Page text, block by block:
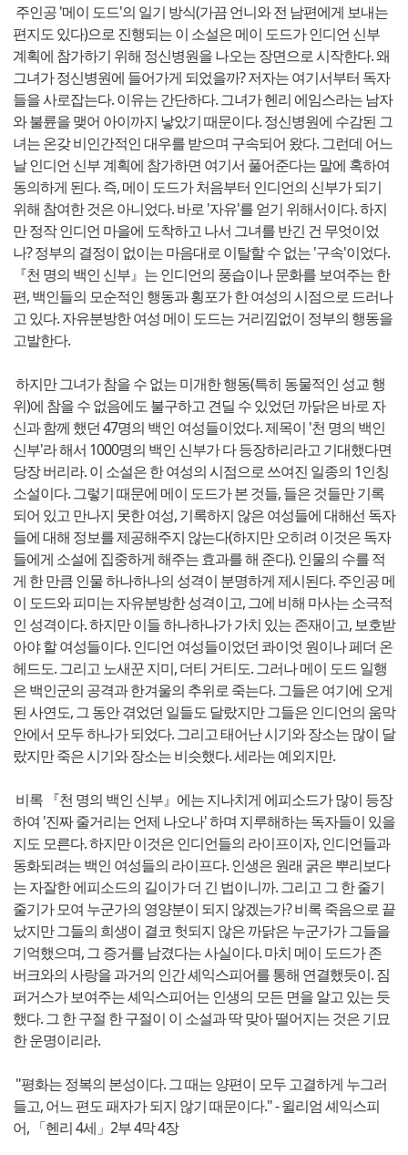
주인공 '메이 도드'의 일기 방식(가끔 언니와 전 남편에게 보내는
편지도 있다)으로 진행되는 이 소설은 메이 도드가 인디언 신부
계획에 참가하기 위해 정신병원을 나오는 장면으로 시작한다. 왜
그녀가 정신병원에 들어가게 되었을까? 저자는 여기서부터 독자
들을 사로잡는다. 이유는 간단하다. 그녀가 헨리 에임스라는 남자
와 불륜을 맺어 아이까지 낳았기 때문이다. 정신병원에 수감된 그
녀는 온갖 비인간적인 대우를 받으며 구속되어 왔다. 그런데 어느
날 인디언 신부 계획에 참가하면 여기서 풀어준다는 말에 혹하여
동의하게 된다. 즉, 메이 도드가 처음부터 인디언의 신부가 되기
위해 참여한 것은 아니었다. 바로 '자유'를 얻기 위해서이다. 하지
만 정작 인디언 마을에 도착하고 나서 그녀를 반긴 건 무엇이었
나? 정부의 결정이 없이는 마음대로 이탈할 수 없는 '구속'이었다.
『천 명의 백인 신부』는 인디언의 풍습이나 문화를 보여주는 한
편, 백인들의 모순적인 행동과 횡포가 한 여성의 시점으로 드러나
고 있다. 자유분방한 여성 메이 도드는 거리낌없이 정부의 행동을
고발한다.
하지만 그녀가 참을 수 없는 미개한 행동(특히 동물적인 성교 행
위)에 참을 수 없음에도 불구하고 견딜 수 있었던 까닭은 바로 자
신과 함께 했던 47명의 백인 여성들이었다. 제목이 '천 명의 백인
신부'라 해서 1000명의 백인 신부가 다 등장하리라고 기대했다면
당장 버리라. 이 소설은 한 여성의 시점으로 쓰여진 일종의 1인칭
소설이다. 그렇기 때문에 메이 도드가 본 것들, 들은 것들만 기록
되어 있고 만나지 못한 여성, 기록하지 않은 여성들에 대해선 독자
들에 대해 정보를 제공해주지 않는다(하지만 오히려 이것은 독자
들에게 소설에 집중하게 해주는 효과를 해 준다). 인물의 수를 적
게 한 만큼 인물 하나하나의 성격이 분명하게 제시된다. 주인공 메
이 도드와 피미는 자유분방한 성격이고, 그에 비해 마사는 소극적
인 성격이다. 하지만 이들 하나하나가 가치 있는 존재이고, 보호받
아야 할 여성들이다. 인디언 여성들이었던 콰이엇 원이나 페더 온
헤드도. 그리고 노새꾼 지미, 더티 거티도. 그러나 메이 도드 일행
은 백인군의 공격과 한겨울의 추위로 죽는다. 그들은 여기에 오게
된 사연도, 그 동안 겪었던 일들도 달랐지만 그들은 인디언의 움막
안에서 모두 하나가 되었다. 그리고 태어난 시기와 장소는 많이 달
랐지만 죽은 시기와 장소는 비슷했다. 세라는 예외지만.
비록 『천 명의 백인 신부』에는 지나치게 에피소드가 많이 등장
하여 '진짜 줄거리는 언제 나오나' 하며 지루해하는 독자들이 있을
지도 모른다. 하지만 이것은 인디언들의 라이프이자, 인디언들과
동화되려는 백인 여성들의 라이프다. 인생은 원래 굵은 뿌리보다
는 자잘한 에피소드의 길이가 더 긴 법이니까. 그리고 그 한 줄기
줄기가 모여 누군가의 영양분이 되지 않겠는가? 비록 죽음으로 끝
났지만 그들의 희생이 결코 헛되지 않은 까닭은 누군가가 그들을
기억했으며, 그 증거를 남겼다는 사실이다. 마치 메이 도드가 존
버크와의 사랑을 과거의 인간 셰익스피어를 통해 연결했듯이. 짐
퍼거스가 보여주는 셰익스피어는 인생의 모든 면을 알고 있는 듯
했다. 그 한 구절 한 구절이 이 소설과 딱 맞아 떨어지는 것은 기묘
한 운명이리라.
"평화는 정복의 본성이다. 그 때는 양편이 모두 고결하게 누그러
들고, 어느 편도 패자가 되지 않기 때문이다." - 윌리엄 셰익스피
어, 「헨리 4세」2부 4막 4장